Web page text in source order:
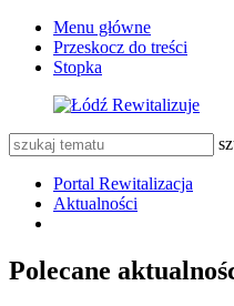
Menu główne
Przeskocz do treści
Stopka
Portal Rewitalizacja
Aktualności
Polecane